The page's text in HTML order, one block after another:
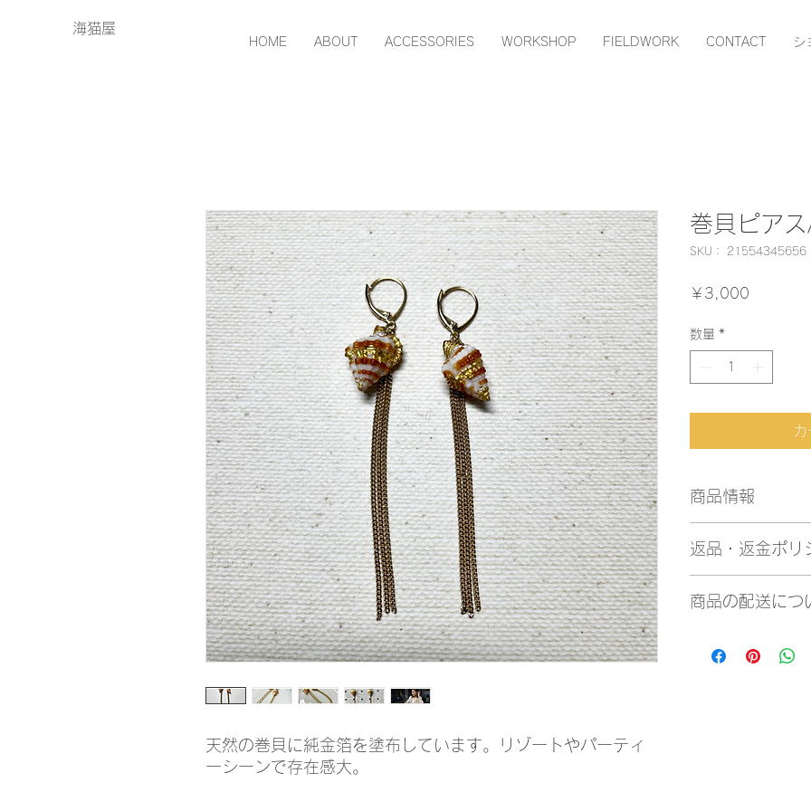
海猫屋
HOME ABOUT ACCESSORIES WORKSHOP FIELDWORK CONTACT シ
天然の巻貝に純金箔を塗布しています。リゾートやパーティ
ーシーンで存在感大。
巻貝ピア
SKU： 21554345656
￥3,000
数量 *
商品情報
モチーフからチェー
返品・返金ポリ
にご連絡をください
商品の配送につ
アクセサリーはレタ